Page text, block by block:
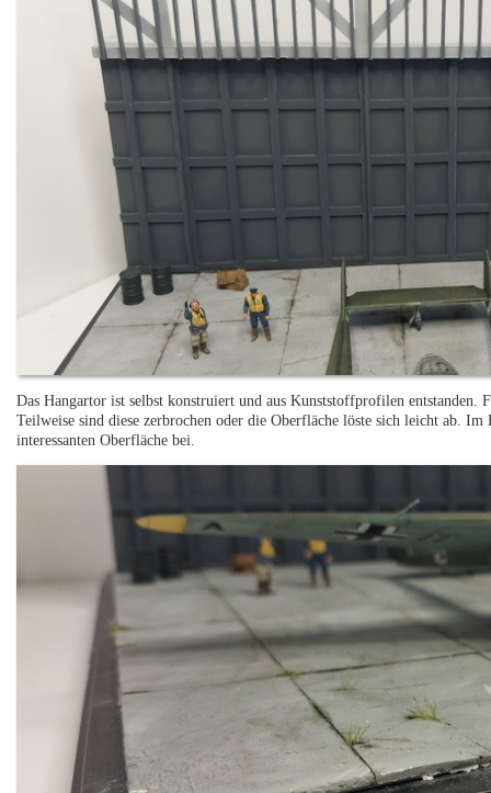
Das Hangartor ist selbst konstruiert und aus Kunststoffprofilen entstanden.
Teilweise sind diese zerbrochen oder die Oberfläche löste sich leicht ab.
interessanten Oberfläche bei.